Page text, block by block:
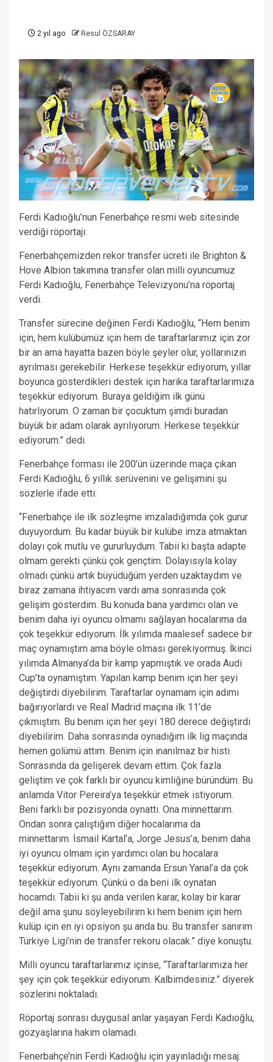
2 yıl ago Resul ÖZSARAY
Ferdi Kadıoğlu’nun Fenerbahçe resmi web sitesinde
verdiği röportajı:
Fenerbahçemizden rekor transfer ücreti ile Brighton &
Hove Albion takımına transfer olan milli oyuncumuz
Ferdi Kadıoğlu, Fenerbahçe Televizyonu’na röportaj
verdi.
Transfer sürecine değinen Ferdi Kadıoğlu, “Hem benim
için, hem kulübümüz için hem de taraftarlarımız için zor
bir an ama hayatta bazen böyle şeyler olur, yollarınızın
ayrılması gerekebilir. Herkese teşekkür ediyorum, yıllar
boyunca gösterdikleri destek için harika taraftarlarımıza
teşekkür ediyorum. Buraya geldiğim ilk günü
hatırlıyorum. O zaman bir çocuktum şimdi buradan
büyük bir adam olarak ayrılıyorum. Herkese teşekkür
ediyorum.” dedi.
Fenerbahçe forması ile 200’ün üzerinde maça çıkan
Ferdi Kadıoğlu, 6 yıllık serüvenini ve gelişimini şu
sözlerle ifade etti:
“Fenerbahçe ile ilk sözleşme imzaladığımda çok gurur
duyuyordum. Bu kadar büyük bir kulübe imza atmaktan
dolayı çok mutlu ve gururluydum. Tabii ki başta adapte
olmam gerekti çünkü çok gençtim. Dolayısıyla kolay
olmadı çünkü artık büyüdüğüm yerden uzaktaydım ve
biraz zamana ihtiyacım vardı ama sonrasında çok
gelişim gösterdim. Bu konuda bana yardımcı olan ve
benim daha iyi oyuncu olmamı sağlayan hocalarıma da
çok teşekkür ediyorum. İlk yılımda maalesef sadece bir
maç oynamıştım ama böyle olması gerekiyormuş. İkinci
yılımda Almanya’da bir kamp yapmıştık ve orada Audi
Cup’ta oynamıştım. Yapılan kamp benim için her şeyi
değiştirdi diyebilirim. Taraftarlar oynamam için adımı
bağırıyorlardı ve Real Madrid maçına ilk 11’de
çıkmıştım. Bu benim için her şeyi 180 derece değiştirdi
diyebilirim. Daha sonrasında oynadığım ilk lig maçında
hemen golümü attım. Benim için inanılmaz bir histi.
Sonrasında da gelişerek devam ettim. Çok fazla
geliştim ve çok farklı bir oyuncu kimliğine büründüm. Bu
anlamda Vitor Pereira’ya teşekkür etmek istiyorum.
Beni farklı bir pozisyonda oynattı. Ona minnettarım.
Ondan sonra çalıştığım diğer hocalarıma da
minnettarım. İsmail Kartal’a, Jorge Jesus’a, benim daha
iyi oyuncu olmam için yardımcı olan bu hocalara
teşekkür ediyorum. Aynı zamanda Ersun Yanal’a da çok
teşekkür ediyorum. Çünkü o da beni ilk oynatan
hocamdı. Tabii ki şu anda verilen karar, kolay bir karar
değil ama şunu söyleyebilirim ki hem benim için hem
kulüp için en iyi opsiyon şu anda bu. Bu transfer sanırım
Türkiye Ligi’nin de transfer rekoru olacak.” diye konuştu.
Milli oyuncu taraftarlarımız içinse, “Taraftarlarımıza her
şey için çok teşekkür ediyorum. Kalbimdesiniz.” diyerek
sözlerini noktaladı.
Röportaj sonrası duygusal anlar yaşayan Ferdi Kadıoğlu,
gözyaşlarına hakim olamadı.
Fenerbahçe’nin Ferdi Kadıoğlu için yayınladığı mesaj: